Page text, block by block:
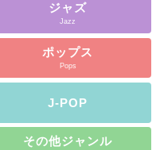
ジャズ
Jazz
ポップス
Pops
J-POP
その他ジャンル